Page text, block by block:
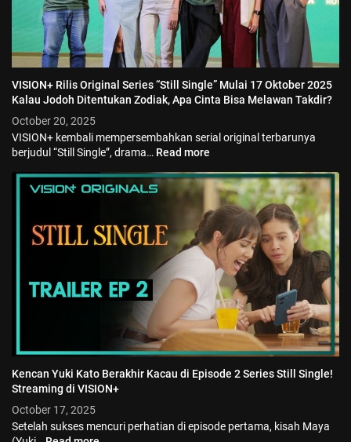
VISION+ Rilis Original Series “Still Single” Mulai 17 Oktober 2025
Kalau Jodoh Ditentukan Zodiak, Apa Cinta Bisa Melawan Takdir?
October 20, 2025
VISION+ kembali mempersembahkan serial original terbarunya
berjudul “Still Single”, drama… Read more
Kencan Yuki Kato Berakhir Kacau di Episode 2 Series Still Single!
Streaming di VISION+
October 17, 2025
Setelah sukses mencuri perhatian di episode pertama, kisah Maya